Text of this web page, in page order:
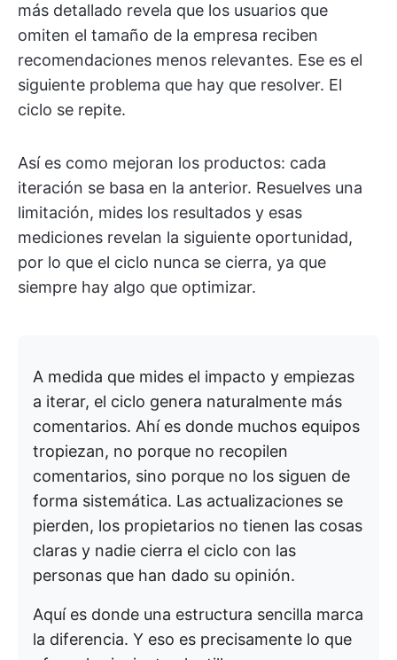
más detallado revela que los usuarios que
omiten el tamaño de la empresa reciben
recomendaciones menos relevantes. Ese es el
siguiente problema que hay que resolver. El
ciclo se repite.
Así es como mejoran los productos: cada
iteración se basa en la anterior. Resuelves una
limitación, mides los resultados y esas
mediciones revelan la siguiente oportunidad,
por lo que el ciclo nunca se cierra, ya que
siempre hay algo que optimizar.
A medida que mides el impacto y empiezas
a iterar, el ciclo genera naturalmente más
comentarios. Ahí es donde muchos equipos
tropiezan, no porque no recopilen
comentarios, sino porque no los siguen de
forma sistemática. Las actualizaciones se
pierden, los propietarios no tienen las cosas
claras y nadie cierra el ciclo con las
personas que han dado su opinión.
Aquí es donde una estructura sencilla marca
la diferencia. Y eso es precisamente lo que